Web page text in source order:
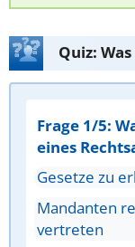
Quiz:
Frage 1/5:
eines
Gesetze zu
Mandanten
vertreten